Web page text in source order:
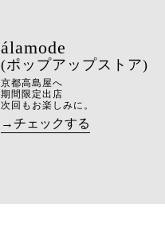
(ポップアップストア)
京都高島屋へ
期間限定出店
次回もお楽しみに。
→チェックする